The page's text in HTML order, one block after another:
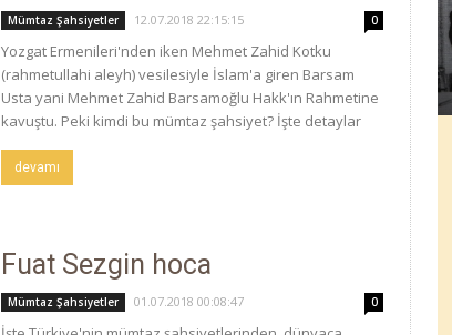
Mümtaz Şahsiyetler 12.07.2018 22:15:15 0
Yozgat Ermenileri'nden iken Mehmet Zahid Kotku
(rahmetullahi aleyh) vesilesiyle İslam'a giren Barsam
Usta yani Mehmet Zahid Barsamoğlu Hakk'ın Rahmetine
kavuştu. Peki kimdi bu mümtaz şahsiyet? İşte detaylar
devamı
Fuat Sezgin hoca
Mümtaz Şahsiyetler 01.07.2018 00:08:47 0